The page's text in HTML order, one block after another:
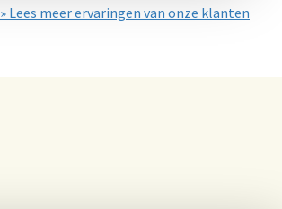
» Lees meer ervaringen van onze klanten